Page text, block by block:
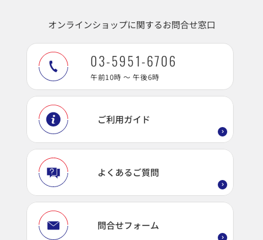
オンラインショップに関するお問合せ窓口
03-5951-6706
午前10時 ～ 午後6時
ご利用ガイド
よくあるご質問
問合せフォーム